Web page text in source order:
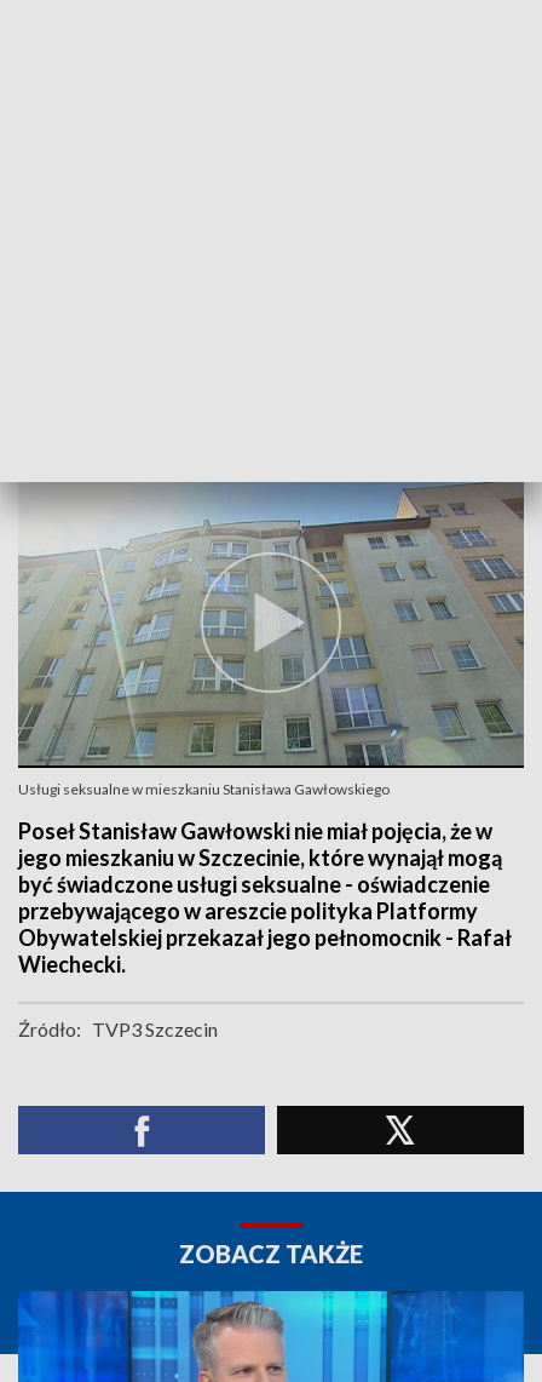
Usługi seksualne w mieszkaniu Stanisława Gawłowskiego
Poseł Stanisław Gawłowski nie miał pojęcia, że w
jego mieszkaniu w Szczecinie, które wynajął mogą
być świadczone usługi seksualne - oświadczenie
przebywającego w areszcie polityka Platformy
Obywatelskiej przekazał jego pełnomocnik - Rafał
Wiechecki.
Źródło: TVP3 Szczecin
ZOBACZ TAKŻE